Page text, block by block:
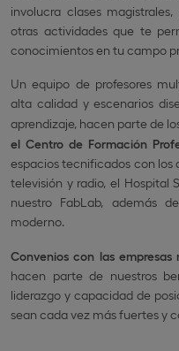
involucra clases
otras actividades que te
conocimientos en tu campo
Un equipo de profesores
alta calidad y escenarios
aprendizaje, hacen parte de
el Centro de Formación
espacios tecnificados con los
televisión y radio, el Hospital
nuestro FabLab, además
moderno.
Convenios con las empresas
hacen parte de nuestros
liderazgo y capacidad de
sean cada vez más fuertes y